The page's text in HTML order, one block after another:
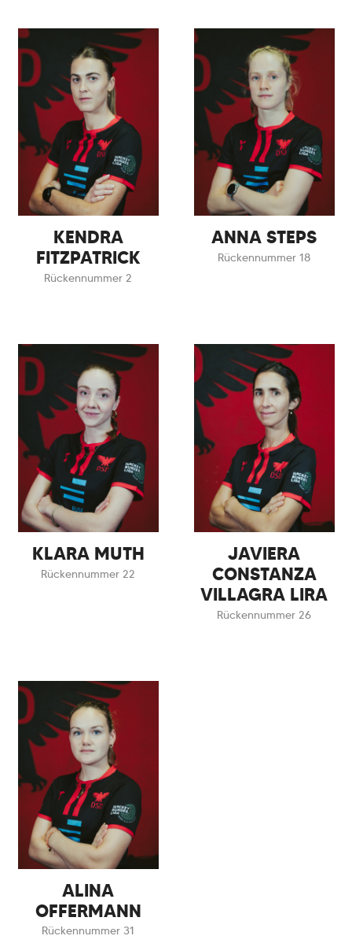
KENDRA
FITZPATRICK
Rückennummer 2
ANNA STEPS
Rückennummer 18
KLARA MUTH
Rückennummer 22
JAVIERA
CONSTANZA
VILLAGRA LIRA
Rückennummer 26
ALINA
OFFERMANN
Rückennummer 31